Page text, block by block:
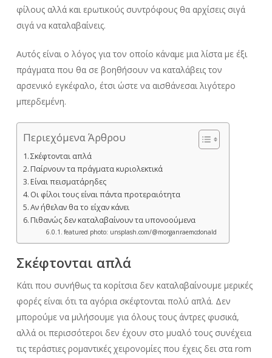
φίλους αλλά και ερωτικούς συντρόφους θα αρχίσεις σιγά
σιγά να καταλαβαίνεις.
Αυτός είναι ο λόγος για τον οποίο κάναμε μια λίστα με έξι
πράγματα που θα σε βοηθήσουν να καταλάβεις τον
αρσενικό εγκέφαλο, έτσι ώστε να αισθάνεσαι λιγότερο
μπερδεμένη.
Περιεχόμενα Άρθρου
Σκέφτονται απλά
Παίρνουν τα πράγματα κυριολεκτικά
Είναι πεισματάρηδες
Οι φίλοι τους είναι πάντα προτεραιότητα
Αν ήθελαν θα το είχαν κάνει
Πιθανώς δεν καταλαβαίνουν τα υπονοούμενα
featured photo: unsplash.com/@morganraemcdonald
Σκέφτονται απλά
Κάτι που συνήθως τα κορίτσια δεν καταλαβαίνουμε μερικές
φορές είναι ότι τα αγόρια σκέφτονται πολύ απλά. Δεν
μπορούμε να μιλήσουμε για όλους τους άντρες φυσικά,
αλλά οι περισσότεροι δεν έχουν στο μυαλό τους συνέχεια
τις τεράστιες ρομαντικές χειρονομίες που έχεις δει στα rom